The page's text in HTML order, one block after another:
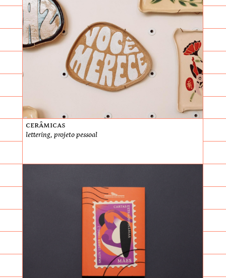
Cerâmicas
lettering, projeto pessoal